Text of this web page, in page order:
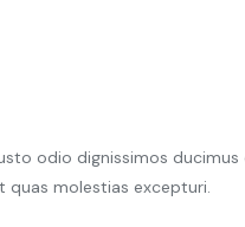
odio dignissimos
molestias excepturi.